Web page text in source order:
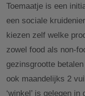
Toemaatje is een
een sociale
kiezen zelf welke
zowel food als non-
gezinsgrootte
ook maandelijks 2
‘winkel’ is gelegen